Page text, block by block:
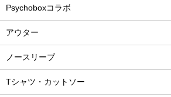
Psychoboxコラボ
アウター
ノースリーブ
Tシャツ・カットソー